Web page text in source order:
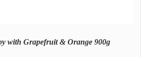
with Grapefruit & Orange 900g